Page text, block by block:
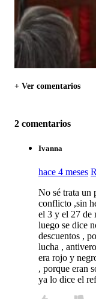
+ Ver comentarios
2 comentarios
Ivanna
hace 4 meses
No sé trata un
conflicto ,sin
el 3 y el 27 de
luego se dice
descuentos ,
lucha ,
era rojo y
, porque eran
ya lo dice el